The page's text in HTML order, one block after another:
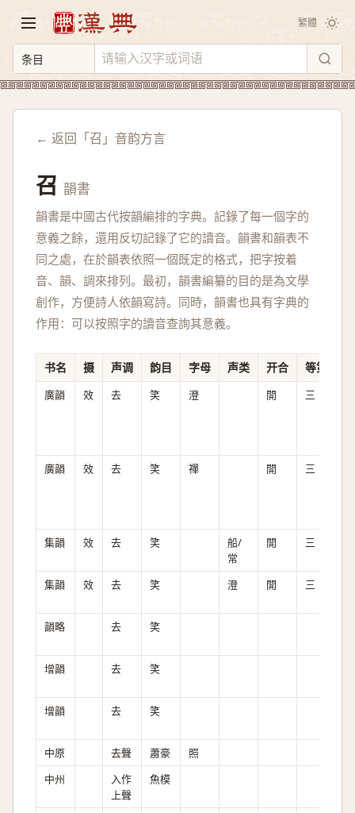
繁體
← 返回「召」音韵方言
召 韻書
韻書是中國古代按韻編排的字典。記錄了每一個字的
意義之餘，還用反切記錄了它的讀音。韻書和韻表不
同之處，在於韻表依照一個既定的格式，把字按着
音、韻、調來排列。最初，韻書編纂的目的是為文學
創作，方便詩人依韻寫詩。同時，韻書也具有字典的
作用：可以按照字的讀音查詢其意義。
书名 摄 声调 韵目 字母 声类 开合 等第
廣韻 效 去 笑 澄 開 三
廣韻 效 去 笑 禪 開 三
集韻 效 去 笑
船/
常
開 三
集韻 效 去 笑 澄 開 三
韻略 去 笑
增韻 去 笑
增韻 去 笑
中原 去聲 蕭豪 照
中州
入作
上聲
魚模